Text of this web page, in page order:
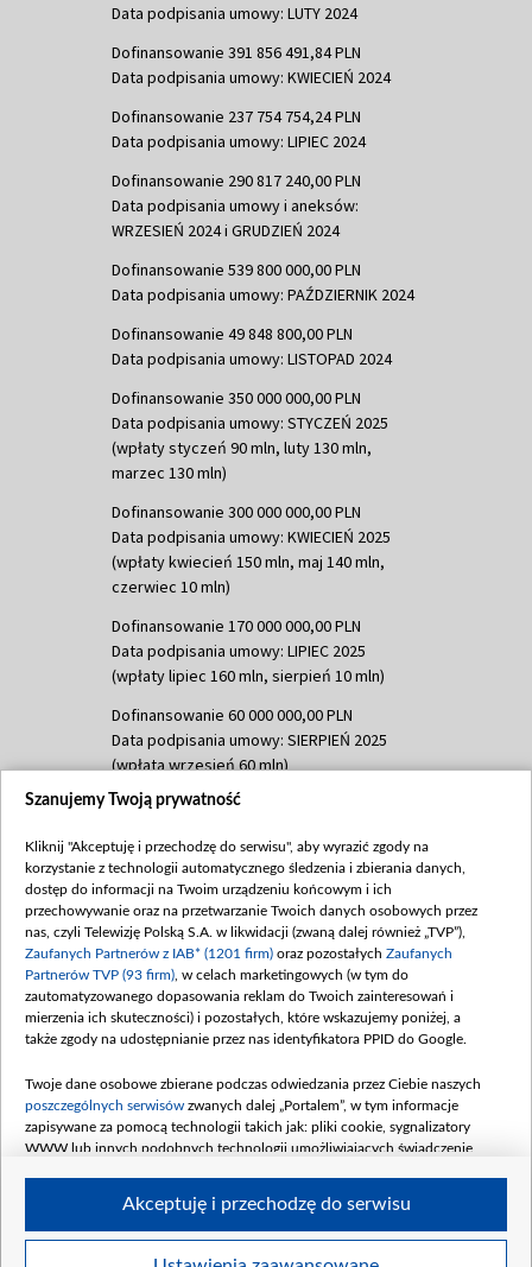
Data podpisania umowy: LUTY 2024
Dofinansowanie 391 856 491,84 PLN
Data podpisania umowy: KWIECIEŃ 2024
Dofinansowanie 237 754 754,24 PLN
Data podpisania umowy: LIPIEC 2024
Dofinansowanie 290 817 240,00 PLN
Data podpisania umowy i aneksów:
WRZESIEŃ 2024 i GRUDZIEŃ 2024
Dofinansowanie 539 800 000,00 PLN
Data podpisania umowy: PAŹDZIERNIK 2024
Dofinansowanie 49 848 800,00 PLN
Data podpisania umowy: LISTOPAD 2024
Dofinansowanie 350 000 000,00 PLN
Data podpisania umowy: STYCZEŃ 2025
(wpłaty styczeń 90 mln, luty 130 mln,
marzec 130 mln)
Dofinansowanie 300 000 000,00 PLN
Data podpisania umowy: KWIECIEŃ 2025
(wpłaty kwiecień 150 mln, maj 140 mln,
czerwiec 10 mln)
Dofinansowanie 170 000 000,00 PLN
Data podpisania umowy: LIPIEC 2025
(wpłaty lipiec 160 mln, sierpień 10 mln)
Dofinansowanie 60 000 000,00 PLN
Data podpisania umowy: SIERPIEŃ 2025
(wpłata wrzesień 60 mln)
Dofinansowanie 635 783 051,21 PLN
(wpłata wrzesień 100 mln, październik 350
mln, listopad 265 mln)
Dofinansowanie 48 862 000,00 PLN
Data podpisania umowy: GRUDZIEŃ 2025
(wpłata grudzień 60,548 mln)
Dofinansowanie 900 000 000,00 PLN
Data podpisania umowy: LUTY 2026 (wpłata
kwiecień 180 mln, 7 maja 180 mln, 8
czerwca 90 mln)
Dofinansowanie 250 000 000,00 PLN
4 sierpnia 250 mln
Szanujemy Twoją prywatność
Kliknij "Akceptuję i przechodzę do serwisu", aby wyrazić zgody na
korzystanie z technologii automatycznego śledzenia i zbierania danych,
dostęp do informacji na Twoim urządzeniu końcowym i ich
przechowywanie oraz na przetwarzanie Twoich danych osobowych przez
nas, czyli Telewizję Polską S.A. w likwidacji (zwaną dalej również „TVP”),
Zaufanych Partnerów z IAB* (1201 firm) oraz pozostałych Zaufanych
Partnerów TVP (93 firm) , w celach marketingowych (w tym do
zautomatyzowanego dopasowania reklam do Twoich zainteresowań i
mierzenia ich skuteczności) i pozostałych, które wskazujemy poniżej, a
także zgody na udostępnianie przez nas identyfikatora PPID do Google.
Twoje dane osobowe zbierane podczas odwiedzania przez Ciebie naszych
poszczególnych serwisów zwanych dalej „Portalem”, w tym informacje
zapisywane za pomocą technologii takich jak: pliki cookie, sygnalizatory
WWW lub innych podobnych technologii umożliwiających świadczenie
Twoje dane osobowe zbierane podczas odwiedzania przez Ciebie
Akceptuję i przechodzę do serwisu